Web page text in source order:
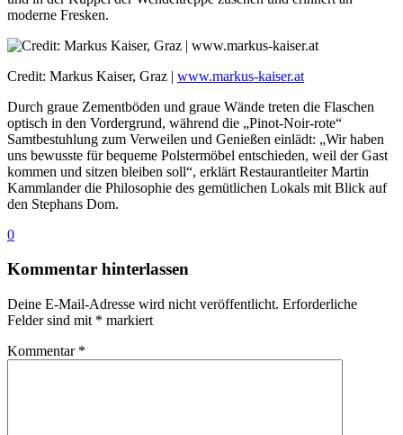
moderne Fresken.
Credit: Markus Kaiser, Graz | www.markus-kaiser.at
Durch graue Zementböden und graue Wände treten die Flaschen
optisch in den Vordergrund, während die „Pinot-Noir-rote“
Samtbestuhlung zum Verweilen und Genießen einlädt: „Wir haben
uns bewusste für bequeme Polstermöbel entschieden, weil der Gast
kommen und sitzen bleiben soll“, erklärt Restaurantleiter Martin
Kammlander die Philosophie des gemütlichen Lokals mit Blick auf
den Stephans Dom.
0
Kommentar hinterlassen
Deine E-Mail-Adresse wird nicht veröffentlicht. Erforderliche
Felder sind mit * markiert
Kommentar *